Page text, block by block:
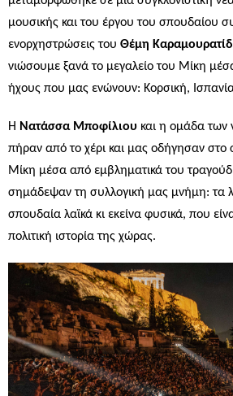
μουσικής και του έργου του σπουδαίου
ενορχηστρώσεις του Θέμη
νιώσουμε ξανά το μεγαλείο του Μίκη
ήχους που μας ενώνουν: Κορσική,
Η Νατάσσα Μποφίλιου και η ομάδα των
πήραν από το χέρι και μας οδήγησαν στο
Μίκη μέσα από εμβληματικά του
σημάδεψαν τη συλλογική μας μνήμη: τα
σπουδαία λαϊκά κι εκείνα φυσικά, που
πολιτική ιστορία της χώρας.